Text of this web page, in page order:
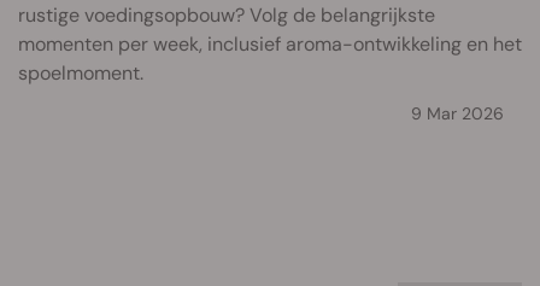
rustige voedingsopbouw? Volg de belangrijkste
momenten per week, inclusief aroma-ontwikkeling en het
spoelmoment.
9 Mar 2026